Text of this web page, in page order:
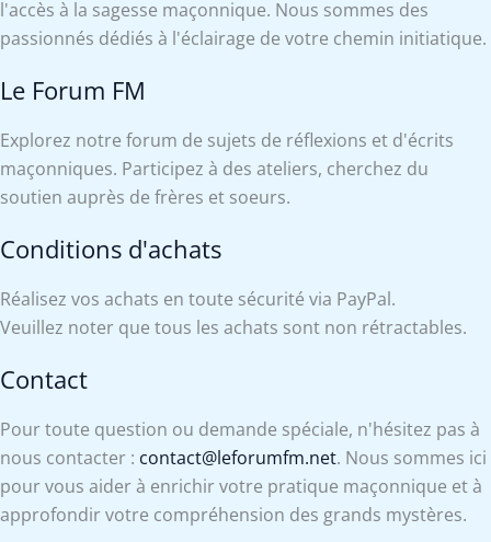
l'accès à la sagesse maçonnique. Nous sommes des
passionnés dédiés à l'éclairage de votre chemin initiatique.
Le Forum FM
Explorez notre forum de sujets de réflexions et d'écrits
maçonniques. Participez à des ateliers, cherchez du
soutien auprès de frères et soeurs.
Conditions d'achats
Réalisez vos achats en toute sécurité via PayPal.
Veuillez noter que tous les achats sont non rétractables.
Contact
Pour toute question ou demande spéciale, n'hésitez pas à
nous contacter : contact@leforumfm.net. Nous sommes ici
pour vous aider à enrichir votre pratique maçonnique et à
approfondir votre compréhension des grands mystères.